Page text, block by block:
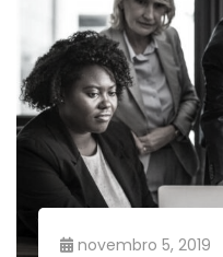
novembro 5, 2019